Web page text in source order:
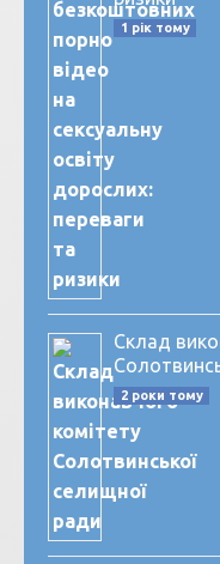
1 рік тому
Склад
2 роки тому